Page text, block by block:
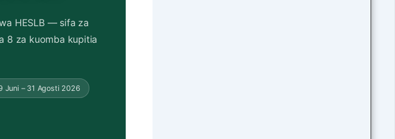
HESLB — sifa za
8 za kuomba kupitia
Juni – 31 Agosti 2026